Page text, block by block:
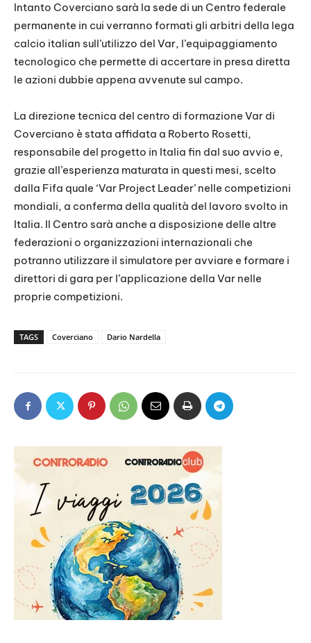
Intanto Coverciano sarà la sede di un Centro federale
permanente in cui verranno formati gli arbitri della lega
calcio italian sull’utilizzo del Var, l’equipaggiamento
tecnologico che permette di accertare in presa diretta
le azioni dubbie appena avvenute sul campo.
La direzione tecnica del centro di formazione Var di
Coverciano è stata affidata a Roberto Rosetti,
responsabile del progetto in Italia fin dal suo avvio e,
grazie all’esperienza maturata in questi mesi, scelto
dalla Fifa quale ‘Var Project Leader’ nelle competizioni
mondiali, a conferma della qualità del lavoro svolto in
Italia. Il Centro sarà anche a disposizione delle altre
federazioni o organizzazioni internazionali che
potranno utilizzare il simulatore per avviare e formare i
direttori di gara per l’applicazione della Var nelle
proprie competizioni.
TAGS Coverciano Dario Nardella